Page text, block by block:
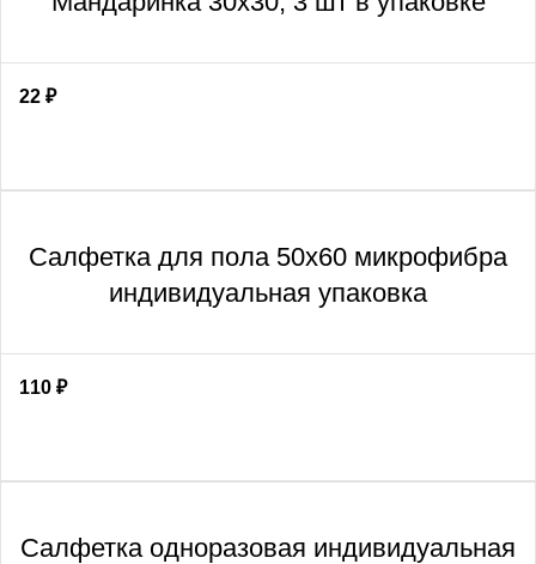
22 ₽
Салфетка для пола 50х60 микрофибра
индивидуальная упаковка
110 ₽
Салфетка одноразовая индивидуальная